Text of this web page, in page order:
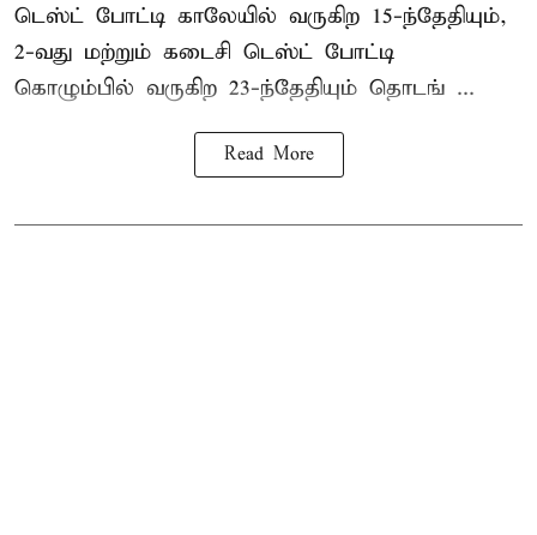
டெஸ்ட் போட்டி காலேயில் வருகிற 15-ந்தேதியும்,
2-வது மற்றும் கடைசி டெஸ்ட் போட்டி
கொழும்பில் வருகிற 23-ந்தேதியும் தொடங் ...
Read More